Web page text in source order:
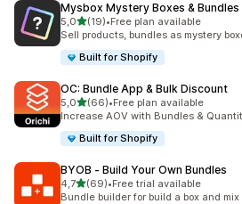
Mysbox Mystery Boxes & Bundles
5,0stelle su 5
(19)
19 recensioni totali
•Free plan available
Sell products, bundles as mystery
Built for Shopify
OC: Bundle App & Bulk Discount
5,0stelle su 5
(66)
66 recensioni totali
•Free plan available
Increase AOV with Bundles &
Built for Shopify
BYOB ‑ Build Your Own Bundles
4,7stelle su 5
(69)
69 recensioni totali
•Free trial available
Bundle builder for build a box and